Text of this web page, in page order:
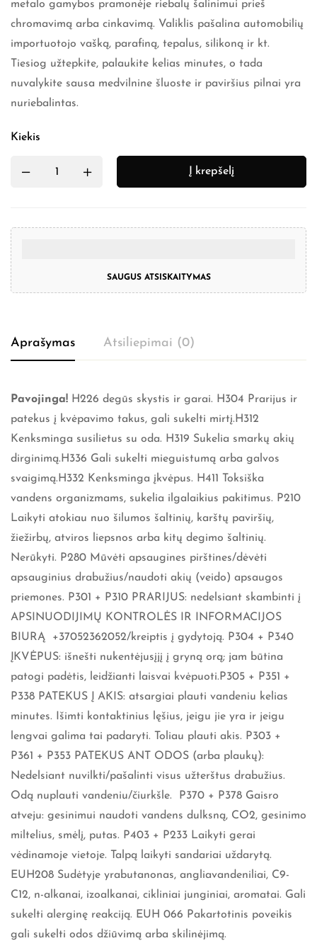
metalo gamybos pramonėje riebalų šalinimui prieš
chromavimą arba cinkavimą. Valiklis pašalina automobilių
importuotojo vašką, parafiną, tepalus, silikoną ir kt.
Tiesiog užtepkite, palaukite kelias minutes, o tada
nuvalykite sausa medvilnine šluoste ir paviršius pilnai yra
nuriebalintas.
Kiekis
Į krepšelį
SAUGUS ATSISKAITYMAS
Aprašymas Atsiliepimai (0)
Pavojinga! H226 degūs skystis ir garai. H304 Prarijus ir
patekus į kvėpavimo takus, gali sukelti mirtį.H312
Kenksminga susilietus su oda. H319 Sukelia smarkų akių
dirginimą.H336 Gali sukelti mieguistumą arba galvos
svaigimą.H332 Kenksminga įkvėpus. H411 Toksiška
vandens organizmams, sukelia ilgalaikius pakitimus. P210
Laikyti atokiau nuo šilumos šaltinių, karštų paviršių,
žiežirbų, atviros liepsnos arba kitų degimo šaltinių.
Nerūkyti. P280 Mūvėti apsaugines pirštines/dėvėti
apsauginius drabužius/naudoti akių (veido) apsaugos
priemones. P301 + P310 PRARIJUS: nedelsiant skambinti į
APSINUODIJIMŲ KONTROLĖS IR INFORMACIJOS
BIURĄ +37052362052/kreiptis į gydytoją. P304 + P340
ĮKVĖPUS: išnešti nukentėjusįjį į gryną orą; jam būtina
patogi padėtis, leidžianti laisvai kvėpuoti.P305 + P351 +
P338 PATEKUS Į AKIS: atsargiai plauti vandeniu kelias
minutes. Išimti kontaktinius lęšius, jeigu jie yra ir jeigu
lengvai galima tai padaryti. Toliau plauti akis. P303 +
P361 + P353 PATEKUS ANT ODOS (arba plaukų):
Nedelsiant nuvilkti/pašalinti visus užterštus drabužius.
Odą nuplauti vandeniu/čiurkšle. P370 + P378 Gaisro
atveju: gesinimui naudoti vandens dulksną, CO2, gesinimo
miltelius, smėlį, putas. P403 + P233 Laikyti gerai
vėdinamoje vietoje. Talpą laikyti sandariai uždarytą.
EUH208 Sudėtyje yrabutanonas, angliavandeniliai, C9-
C12, n-alkanai, izoalkanai, cikliniai junginiai, aromatai. Gali
sukelti alerginę reakciją. EUH 066 Pakartotinis poveikis
gali sukelti odos džiūvimą arba skilinėjimą.